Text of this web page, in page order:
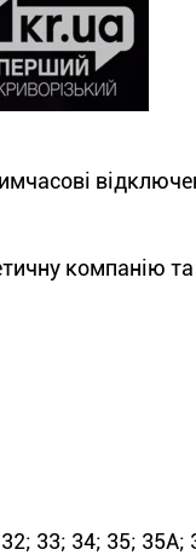
компанію
33; 34; 35; 35А;